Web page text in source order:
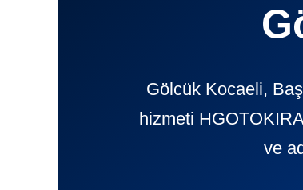
Gölcük Kocaeli,
hizmeti
ve